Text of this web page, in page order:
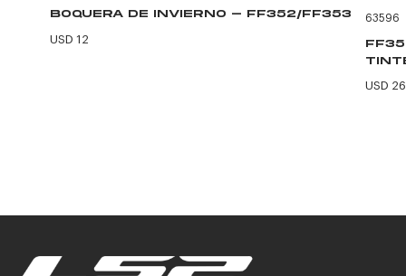
BOQUERA DE INVIERNO - FF352/FF353
USD 12
63596
USD 26